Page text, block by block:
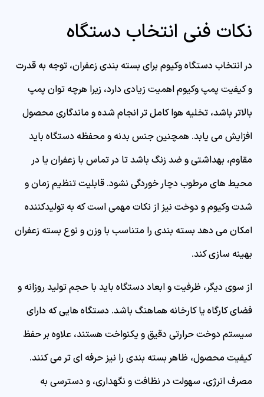
نکات فنی انتخاب دستگاه
در انتخاب دستگاه وکیوم برای بسته بندی زعفران، توجه به قدرت
و کیفیت پمپ وکیوم اهمیت زیادی دارد، زیرا هرچه توان پمپ
بالاتر باشد، تخلیه هوا کامل تر انجام شده و ماندگاری محصول
افزایش می یابد. همچنین جنس بدنه و محفظه دستگاه باید
مقاوم، بهداشتی و ضد زنگ باشد تا در تماس با زعفران یا در
محیط های مرطوب دچار خوردگی نشود. قابلیت تنظیم زمان و
شدت وکیوم و دوخت نیز از نکات مهمی است که به تولیدکننده
امکان می دهد بسته بندی را متناسب با وزن و نوع بسته زعفران
بهینه سازی کند.
از سوی دیگر، ظرفیت و ابعاد دستگاه باید با حجم تولید روزانه و
فضای کارگاه یا کارخانه هماهنگ باشد. دستگاه هایی که دارای
سیستم دوخت حرارتی دقیق و یکنواخت هستند، علاوه بر حفظ
کیفیت محصول، ظاهر بسته بندی را نیز حرفه ای تر می کنند.
مصرف انرژی، سهولت در نظافت و نگهداری، و دسترسی به